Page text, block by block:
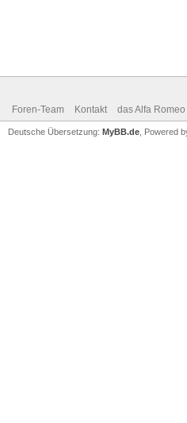
Foren-Team Kontakt das Alfa Romeo
Deutsche Übersetzung: MyBB.de , Powered